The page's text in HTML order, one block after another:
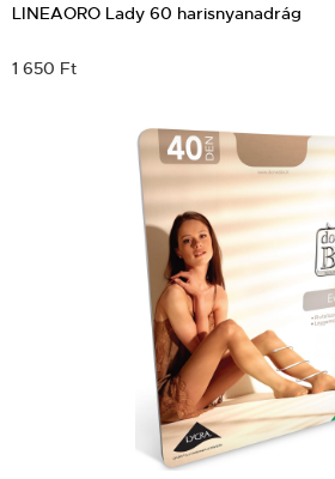
LINEAORO Lady 60 harisnyanadrág
1 650 Ft